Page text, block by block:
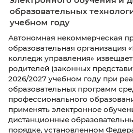
Сообщество ККУ в
Извещение об
электронного
образовательных
учебном году
Автономная
образовательная
колледж управления»